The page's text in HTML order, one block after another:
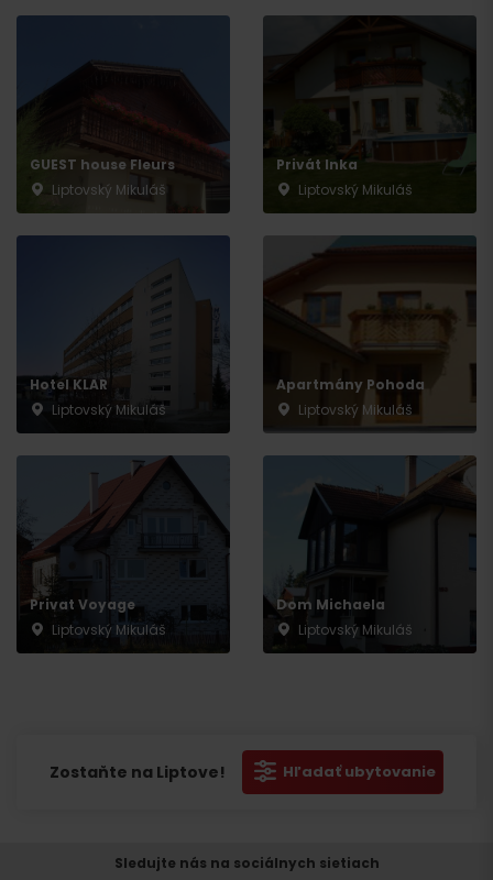
GUEST house Fleurs
Liptovský Mikuláš
Privát Inka
Liptovský Mikuláš
Hotel KLAR
Liptovský Mikuláš
Apartmány Pohoda
Liptovský Mikuláš
Privat Voyage
Liptovský Mikuláš
Dom Michaela
Liptovský Mikuláš
Zostaňte na Liptove! Hľadať ubytovanie
Sledujte nás na sociálnych sietiach